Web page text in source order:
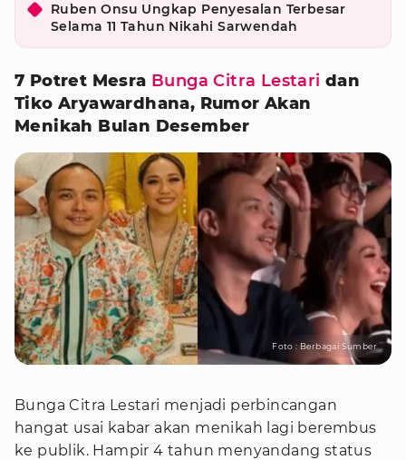
Ruben Onsu Ungkap Penyesalan Terbesar
Selama 11 Tahun Nikahi Sarwendah
7 Potret Mesra Bunga Citra Lestari dan
Tiko Aryawardhana, Rumor Akan
Menikah Bulan Desember
Foto : Berbagai Sumber
Bunga Citra Lestari menjadi perbincangan
hangat usai kabar akan menikah lagi berembus
ke publik. Hampir 4 tahun menyandang status